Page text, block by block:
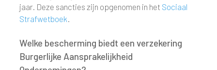
jaar. Deze sancties zijn opgenomen in het Sociaal
Strafwetboek
Welke bescherming biedt een verzekering
Burgerlijke Aansprakelijkheid